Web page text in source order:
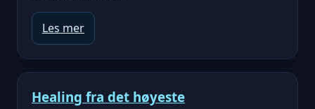
Les mer
Healing fra det høyeste